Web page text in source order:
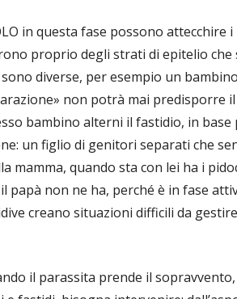
in questa fase possono attecchire
proprio degli strati di epitelio che
diverse, per esempio un
non potrà mai predisporre
bambino alterni il fastidio, in base
un figlio di genitori separati che
mamma, quando sta con lei ha i
papà non ne ha, perché è in fase
creano situazioni difficili da
il parassita prende il